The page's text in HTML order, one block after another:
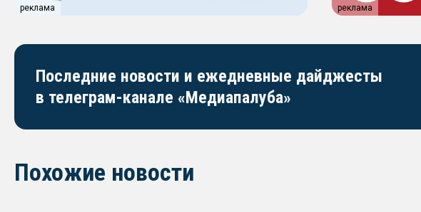
реклама реклама
Последние новости и ежедневные дайджесты
в телеграм-канале «Медиапалуба»
Похожие новости